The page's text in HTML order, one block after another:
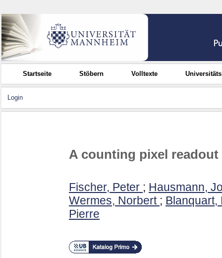
Startseite Stöbern Volltexte
Login
A counting pixel
Fischer, Peter ; Hausmann,
Wermes, Norbert ; Blanquart,
Pierre